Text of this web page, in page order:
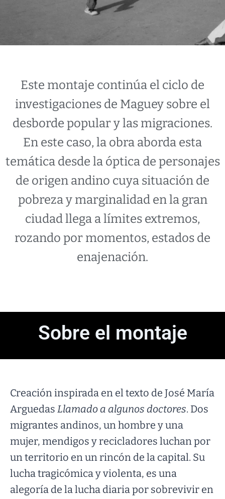
Este montaje continúa el ciclo de
investigaciones de Maguey sobre el
desborde popular y las migraciones.
En este caso, la obra aborda esta
temática desde la óptica de personajes
de origen andino cuya situación de
pobreza y marginalidad en la gran
ciudad llega a límites extremos,
rozando por momentos, estados de
enajenación.
Sobre el montaje
Creación inspirada en el texto de José María
Arguedas Llamado a algunos doctores. Dos
migrantes andinos, un hombre y una
mujer, mendigos y recicladores luchan por
un territorio en un rincón de la capital. Su
lucha tragicómica y violenta, es una
alegoría de la lucha diaria por sobrevivir en